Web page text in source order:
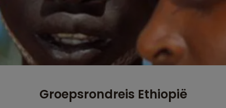
Groepsrondreis Ethiopië